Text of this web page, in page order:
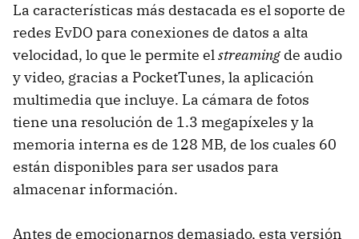
La características más destacada es el soporte de
redes EvDO para conexiones de datos a alta
velocidad, lo que le permite elstreaming de audio
y video, gracias a PocketTunes, la aplicación
multimedia que incluye. La cámara de fotos
tiene una resolución de 1.3 megapíxeles y la
memoria interna es de 128 MB, de los cuales 60
están disponibles para ser usados para
almacenar información.
Antes de emocionarnos demasiado, esta versión